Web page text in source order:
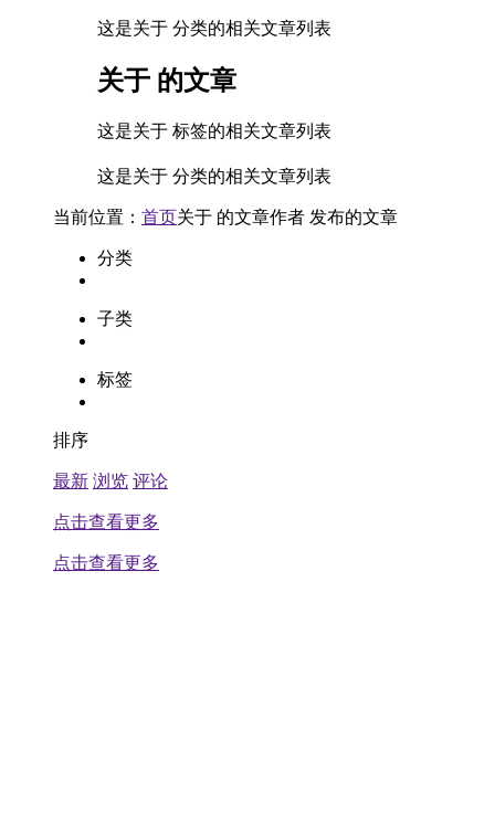
这是关于 分类的相关文章列表
关于 的文章
这是关于 标签的相关文章列表
这是关于 分类的相关文章列表
当前位置： 首页关于 的文章作者 发布的文章
分类
子类
标签
排序
最新 浏览 评论
点击查看更多
点击查看更多